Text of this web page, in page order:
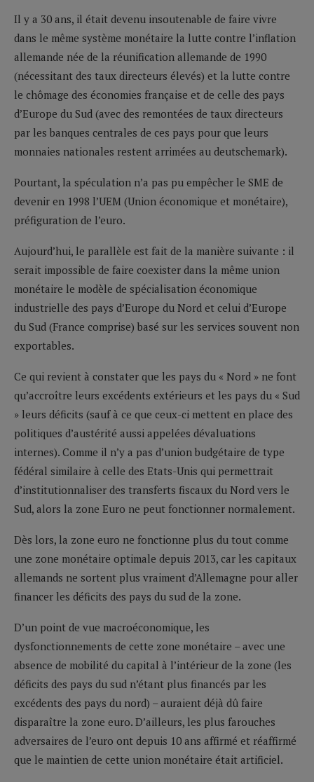
Il y a 30 ans, il était devenu insoutenable de faire vivre
dans le même système monétaire la lutte contre l’inflation
allemande née de la réunification allemande de 1990
(nécessitant des taux directeurs élevés) et la lutte contre
le chômage des économies française et de celle des pays
d’Europe du Sud (avec des remontées de taux directeurs
par les banques centrales de ces pays pour que leurs
monnaies nationales restent arrimées au deutschemark).
Pourtant, la spéculation n’a pas pu empêcher le SME de
devenir en 1998 l’UEM (Union économique et monétaire),
préfiguration de l’euro.
Aujourd’hui, le parallèle est fait de la manière suivante : il
serait impossible de faire coexister dans la même union
monétaire le modèle de spécialisation économique
industrielle des pays d’Europe du Nord et celui d’Europe
du Sud (France comprise) basé sur les services souvent non
exportables.
Ce qui revient à constater que les pays du « Nord » ne font
qu’accroître leurs excédents extérieurs et les pays du « Sud
» leurs déficits (sauf à ce que ceux-ci mettent en place des
politiques d’austérité aussi appelées dévaluations
internes). Comme il n’y a pas d’union budgétaire de type
fédéral similaire à celle des Etats-Unis qui permettrait
d’institutionnaliser des transferts fiscaux du Nord vers le
Sud, alors la zone Euro ne peut fonctionner normalement.
Dès lors, la zone euro ne fonctionne plus du tout comme
une zone monétaire optimale depuis 2013, car les capitaux
allemands ne sortent plus vraiment d’Allemagne pour aller
financer les déficits des pays du sud de la zone.
D’un point de vue macroéconomique, les
dysfonctionnements de cette zone monétaire – avec une
absence de mobilité du capital à l’intérieur de la zone (les
déficits des pays du sud n’étant plus financés par les
excédents des pays du nord) – auraient déjà dû faire
disparaître la zone euro. D’ailleurs, les plus farouches
adversaires de l’euro ont depuis 10 ans affirmé et réaffirmé
que le maintien de cette union monétaire était artificiel.